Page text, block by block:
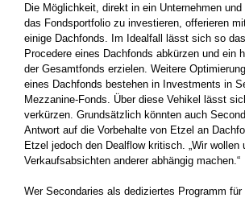
Die Möglichkeit, direkt in ein Unternehmen
das Fondsportfolio zu investieren, offerieren
einige Dachfonds. Im Idealfall lässt sich so
Procedere eines Dachfonds abkürzen und ein
der Gesamtfonds ­erzielen. Weitere
eines Dachfonds bestehen in Investments in
Mezzanine-Fonds. Über diese Vehikel lässt
verkürzen. Grundsätzlich könnten auch
Antwort auf die Vorbehalte von Etzel an
Etzel jedoch den Dealflow kritisch. „Wir wollen
Verkaufsabsichten anderer abhängig ­machen.“
Wer Secondaries als dediziertes Programm